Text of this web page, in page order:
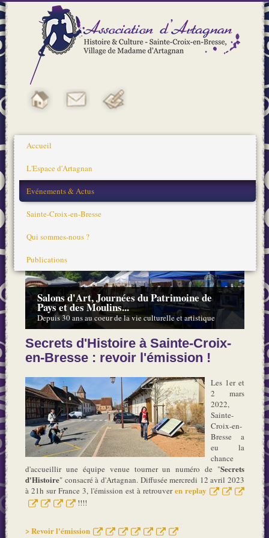
Accueil
L'Espace d'Artagnan
Evénements & Actus
Sainte-Croix-en-Bresse
Qui sommes-nous ?
Publications
Salons d'Art, Journées du Patrimoine de
Pays et des Moulins...
Depuis 30 ans au coeur de la vie culturelle et artistique
Secrets d'Histoire à Sainte-Croix-
en-Bresse : revoir l'émission !
Les 1er et
2 mars
2022,
Sainte-
Croix-en-
Bresse a
eu la
chance
d'accueillir une équipe venue tourner un numéro de "Secrets
d'Histoire" consacré à d'Artagnan. Diffusée mercredi 12 avril 2023
à 21h sur France 3, l'émission est à retrouveren replay
!!!!
> Revoir l'émission